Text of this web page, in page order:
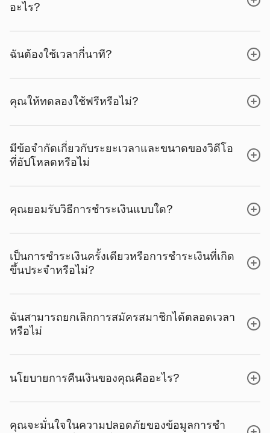
อะไร?
ฉันต้องใช้เวลากี่นาที?
คุณให้ทดลองใช้ฟรีหรือไม่?
มีข้อจํากัดเกี่ยวกับระยะเวลาและขนาดของวิดีโอ
ที่อัปโหลดหรือไม่
คุณยอมรับวิธีการชําระเงินแบบใด?
เป็นการชําระเงินครั้งเดียวหรือการชําระเงินที่เกิด
ขึ้นประจําหรือไม่?
ฉันสามารถยกเลิกการสมัครสมาชิกได้ตลอดเวลา
หรือไม่
นโยบายการคืนเงินของคุณคืออะไร?
คุณจะมั่นใจในความปลอดภัยของข้อมูลการชํา